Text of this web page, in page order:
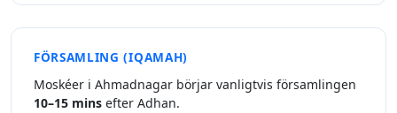
FÖRSAMLING (IQAMAH)
Moskéer i Ahmadnagar börjar vanligtvis församlingen
10–15 mins efter Adhan.